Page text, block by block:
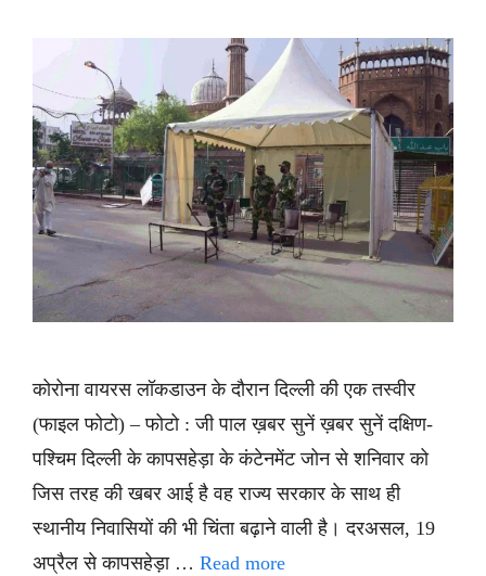
कोरोना वायरस लॉकडाउन के दौरान दिल्ली की एक तस्वीर
(फाइल फोटो) – फोटो : जी पाल ख़बर सुनें ख़बर सुनें दक्षिण-
पश्चिम दिल्ली के कापसहेड़ा के कंटेनमेंट जोन से शनिवार को
जिस तरह की खबर आई है वह राज्य सरकार के साथ ही
स्थानीय निवासियों की भी चिंता बढ़ाने वाली है। दरअसल, 19
अप्रैल से कापसहेड़ा … Read more